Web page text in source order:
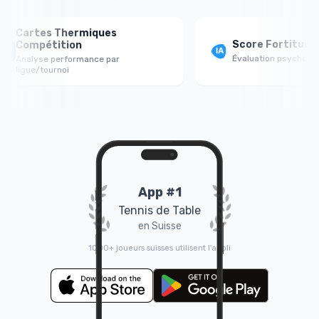
Thermiques
performance par
tournoi
Score Fortitude
Évaluation
App #1
Tennis de Table
en Suisse
1000+ joueurs suisses utilisent l'appli